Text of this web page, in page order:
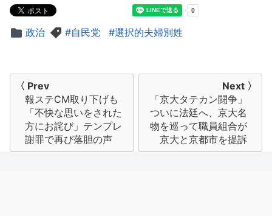
政治 自民党 選択的夫婦別姓
ビ
〈 Prev
報ステCM取り下げも
「不快な思いをされた
方にお詫び」テンプレ
謝罪で再び落胆の声
Next 〉
「京大タテカン闘争」
ついに法廷へ、京大名
物を巡って職員組合が
京大と京都市を提訴